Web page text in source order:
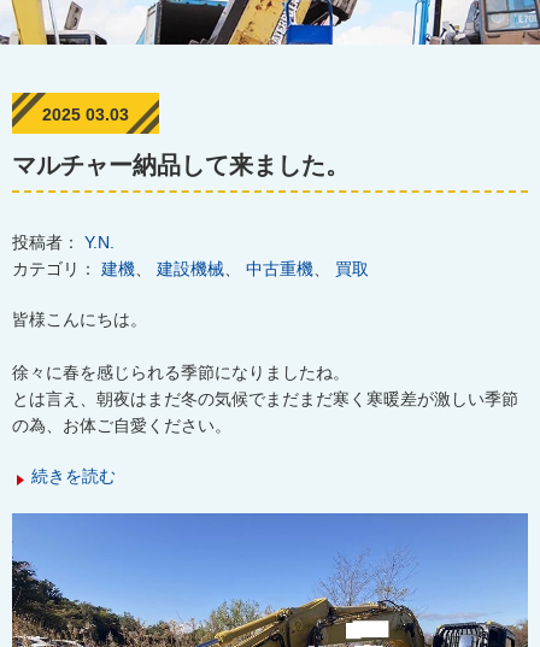
2025 03.03
マルチャー納品して来ました。
投稿者： Y.N.
カテゴリ： 建機 建設機械 中古重機 買取
皆様こんにちは。
徐々に春を感じられる季節になりましたね。
とは言え、朝夜はまだ冬の気候でまだまだ寒く寒暖差が激しい季節
の為、お体ご自愛ください。
続きを読む